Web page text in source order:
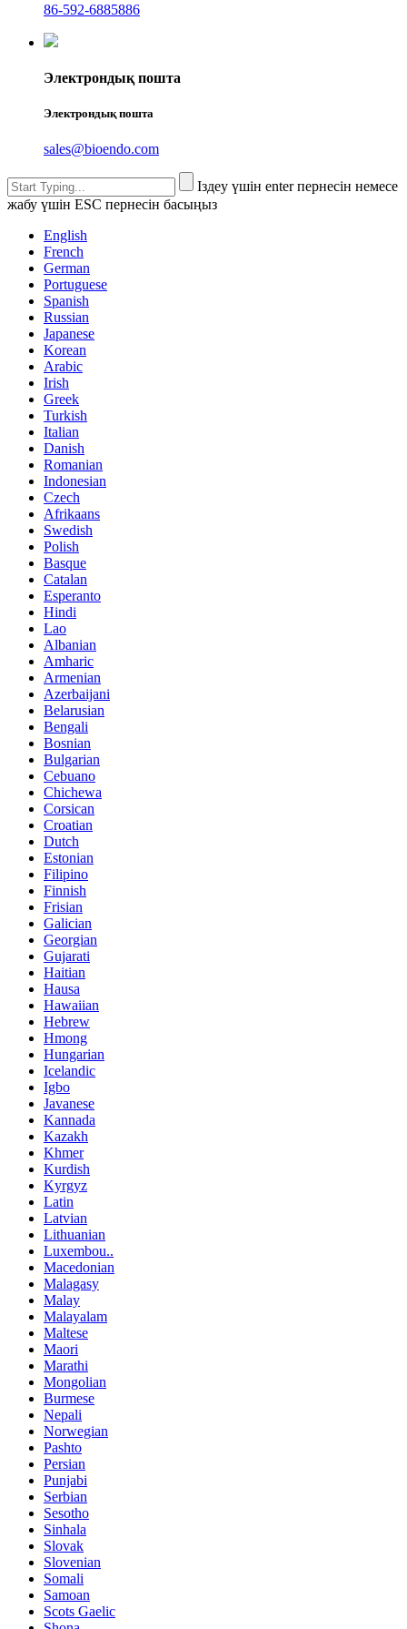
86-592-6885886
Электрондық пошта
Электрондық пошта
sales@bioendo.com
Іздеу үшін enter пернесін немесе
жабу үшін ESC пернесін басыңыз
English
French
German
Portuguese
Spanish
Russian
Japanese
Korean
Arabic
Irish
Greek
Turkish
Italian
Danish
Romanian
Indonesian
Czech
Afrikaans
Swedish
Polish
Basque
Catalan
Esperanto
Hindi
Lao
Albanian
Amharic
Armenian
Azerbaijani
Belarusian
Bengali
Bosnian
Bulgarian
Cebuano
Chichewa
Corsican
Croatian
Dutch
Estonian
Filipino
Finnish
Frisian
Galician
Georgian
Gujarati
Haitian
Hausa
Hawaiian
Hebrew
Hmong
Hungarian
Icelandic
Igbo
Javanese
Kannada
Kazakh
Khmer
Kurdish
Kyrgyz
Latin
Latvian
Lithuanian
Luxembou..
Macedonian
Malagasy
Malay
Malayalam
Maltese
Maori
Marathi
Mongolian
Burmese
Nepali
Norwegian
Pashto
Persian
Punjabi
Serbian
Sesotho
Sinhala
Slovak
Slovenian
Somali
Samoan
Scots Gaelic